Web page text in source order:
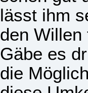
lässt ihm
den
Gäbe es
die